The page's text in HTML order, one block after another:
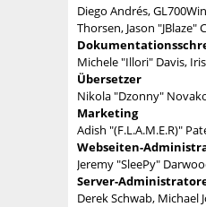
Diego Andrés,
Thorsen, Jason
Michele "Illori" Davis,
Übersetzer
Nikola "Dzonny"
Marketing
Adish "(F.L.A.M.E.R)"
Webseiten-
Jeremy "SleePy"
Server-
Derek Schwab,